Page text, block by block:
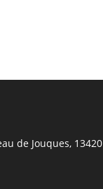
de Jouques, 13420